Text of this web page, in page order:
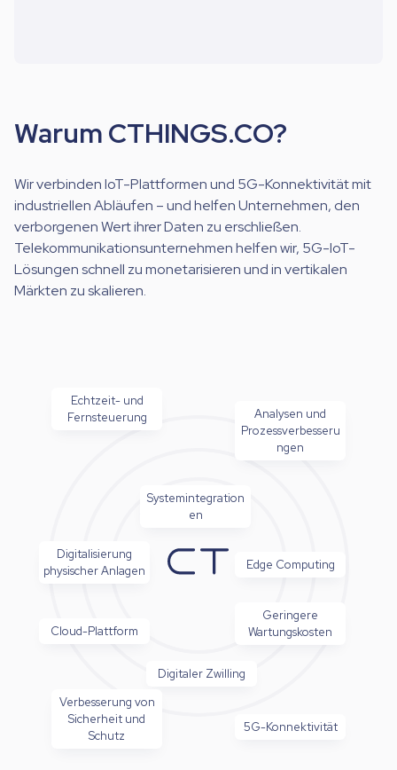
Echtzeit- und
Fernsteuerung
Analysen und
Prozessverbesseru
ngen
Systemintegration
en
Digitalisierung
physischer Anlagen
Edge Computing
Cloud-Plattform
Digitaler Zwilling
Geringere
Wartungskosten
Verbesserung von
Sicherheit und
Schutz
5G-Konnektivität
Warum CTHINGS.CO?
Wir verbinden IoT-Plattformen und 5G-Konnektivität mit
industriellen Abläufen – und helfen Unternehmen, den
verborgenen Wert ihrer Daten zu erschließen.
Telekommunikationsunternehmen helfen wir, 5G-IoT-
Lösungen schnell zu monetarisieren und in vertikalen
Märkten zu skalieren.